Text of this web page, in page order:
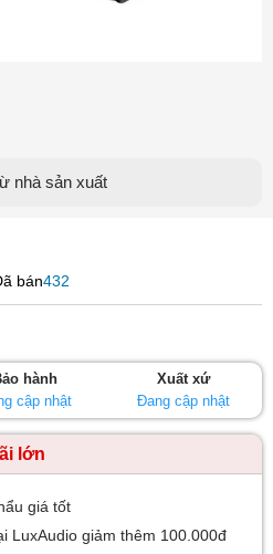
nhà sản xuất
bán432
hành
cập nhật
Xuất xứ
Đang cập nhật
lớn
giá tốt
LuxAudio giảm thêm 100.000đ